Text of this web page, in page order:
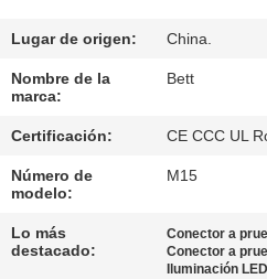
DE
CALIDAD
DEL
SITIO
Lugar de origen: China.
Nombre de la
marca:
Bett
Certificación: CE CCC UL
Número de
modelo:
M15
Lo más
destacado:
Conector a
Conector a
Iluminación